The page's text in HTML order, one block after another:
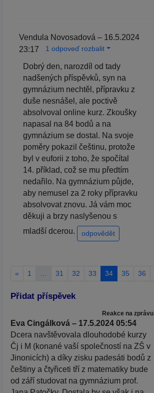
Vendula Novosadová – 16.5.2024
23:17
1 odpoveď rozbalit
Dobrý den, narozdíl od tady
nadšených příspěvků, syn na
gymnázium nechtěl, přípravku z
duše nesnášel, ale poctivě
absolvoval online kurz. Zkoušky
napasal na 84 bodů a na
gymnázium se dostal. Na svoje
poměry pokazil češtinu, protože
byl v euforii z toho, že spočítal
14. příklad, což se mu předtím
nedařilo. Na gymnázium půjde,
aby nemusel za 2 roky přípravku
absolvovat znovu. Já vám moc
děkuji a brzy naslyšenou s
mladší dcerou.
odpovědět
« 1 31 32 33 34 35 36
Přidat příspěvek
Reakce na zprávu
Eva Cingálková – 17.5.2024 05:54
Dcera navštěvovala dlouhodobé kurzy
Čj i M (konané vaší společností na ZŠ v
Jinonicích) a díky zisku padesáti bodů z
češtiny a čtyřiceti tří z matematiky bude
od září studovat na gymnázium prof.